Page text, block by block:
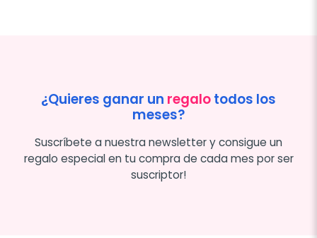
¿Quieres ganar un regalotodos los
meses?
Suscríbete a nuestra newsletter y consigue un
regalo especial en tu compra de cada mes por ser
suscriptor!